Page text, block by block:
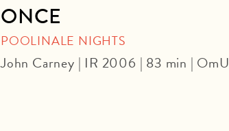
ONCE
POOLINALE NIGHTS
John Carney | IR 2006 | 83 min | OmU